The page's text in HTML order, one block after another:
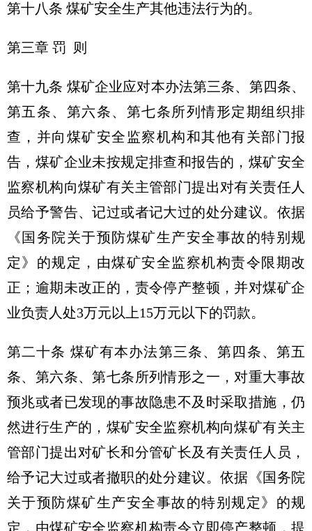
第十八条 煤矿安全生产其他违法行为的。
第三章 罚 则
第十九条 煤矿企业应对本办法第三条、第四条、
第五条、第六条、第七条所列情形定期组织排
查，并向煤矿安全监察机构和其他有关部门报
告，煤矿企业未按规定排查和报告的，煤矿安全
监察机构向煤矿有关主管部门提出对有关责任人
员给予警告、记过或者记大过的处分建议。依据
《国务院关于预防煤矿生产安全事故的特别规
定》的规定，由煤矿安全监察机构责令限期改
正；逾期未改正的，责令停产整顿，并对煤矿企
业负责人处3万元以上15万元以下的罚款。
第二十条 煤矿有本办法第三条、第四条、第五
条、第六条、第七条所列情形之一，对重大事故
预兆或者已发现的事故隐患不及时采取措施，仍
然进行生产的，煤矿安全监察机构向煤矿有关主
管部门提出对矿长和分管矿长及有关责任人员，
给予记大过或者撤职的处分建议。依据《国务院
关于预防煤矿生产安全事故的特别规定》的规
定，由煤矿安全监察机构责令立即停产整顿，提